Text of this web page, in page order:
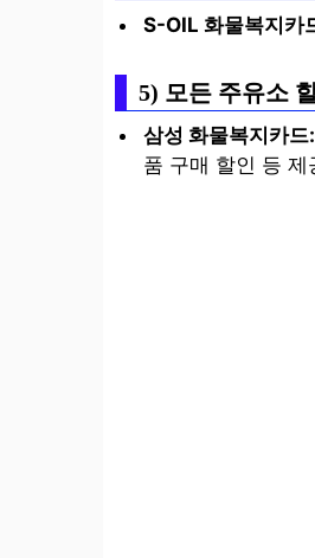
S-OIL 화물복지카
5) 모든 주유소
삼성 화물복지카드:
품 구매 할인 등 제